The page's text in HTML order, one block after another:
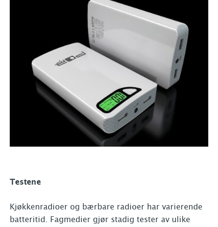
Testene
Kjøkkenradioer og bærbare radioer har varierende
batteritid. Fagmedier gjør stadig tester av ulike